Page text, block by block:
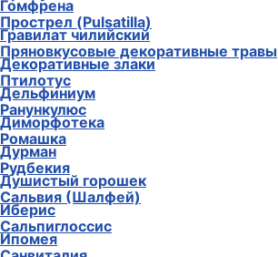
Прострел (Pulsatilla)
Пряновкусовые декоративные травы
Птилотус
Ранункулюс
Ромашка
Рудбекия
Сальвия (Шалфей)
Сальпиглоссис
Гомфрена
Гравилат чилийский
Декоративные злаки
Дельфиниум
Диморфотека
Дурман
Душистый горошек
Иберис
Ипомея